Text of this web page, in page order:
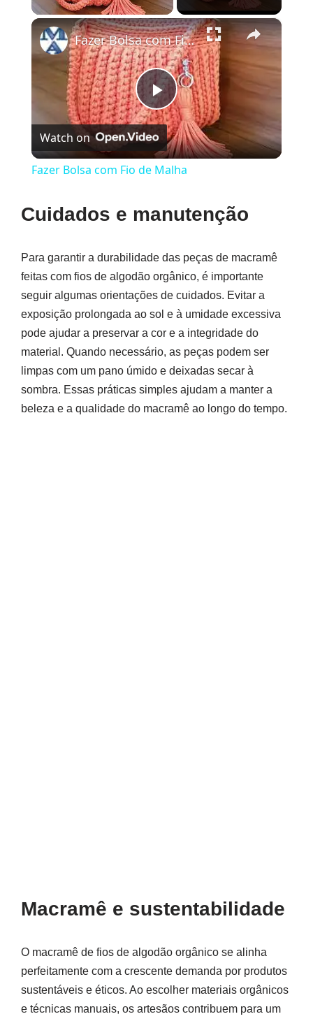
×
Play
Video
Fazer Bolsa com Fio de Malha
Watch on
Fazer Bolsa com Fio de Malha
Cuidados e manutenção
Para garantir a durabilidade das peças de macramê
feitas com fios de algodão orgânico, é importante
seguir algumas orientações de cuidados. Evitar a
exposição prolongada ao sol e à umidade excessiva
pode ajudar a preservar a cor e a integridade do
material. Quando necessário, as peças podem ser
limpas com um pano úmido e deixadas secar à
sombra. Essas práticas simples ajudam a manter a
beleza e a qualidade do macramê ao longo do tempo.
Macramê e sustentabilidade
O macramê de fios de algodão orgânico se alinha
perfeitamente com a crescente demanda por produtos
sustentáveis e éticos. Ao escolher materiais orgânicos
e técnicas manuais, os artesãos contribuem para um